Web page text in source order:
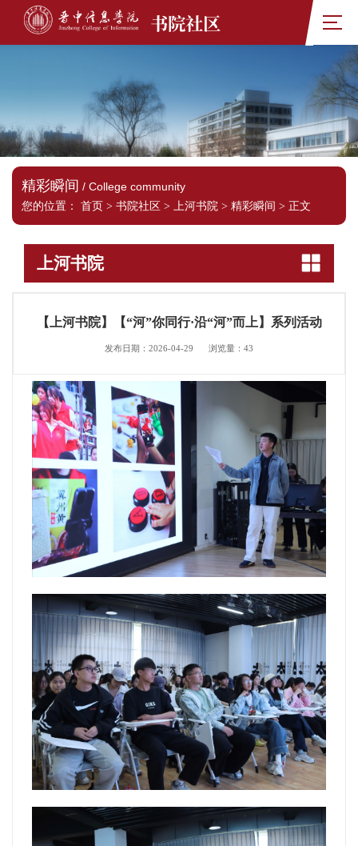
书院社区
精彩瞬间 / College community
您的位置：
首页 > 书院社区 > 上河书院 > 精彩瞬间 > 正文
上河书院
【上河书院】【“河”你同行·沿“河”而上】系列活动
发布日期：2026-04-29 浏览量： 43